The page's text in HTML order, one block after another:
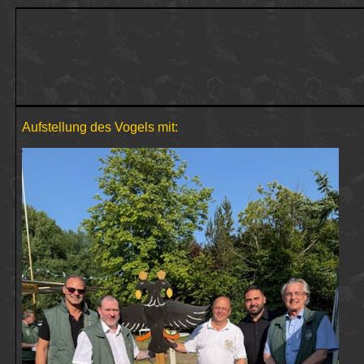
Aufstellung des Vogels mit: